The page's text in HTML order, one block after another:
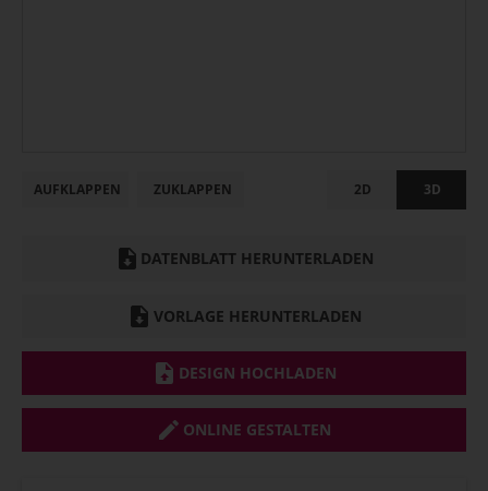
AUFKLAPPEN ZUKLAPPEN 2D 3D
DATENBLATT HERUNTERLADEN
VORLAGE HERUNTERLADEN
DESIGN HOCHLADEN
ONLINE GESTALTEN